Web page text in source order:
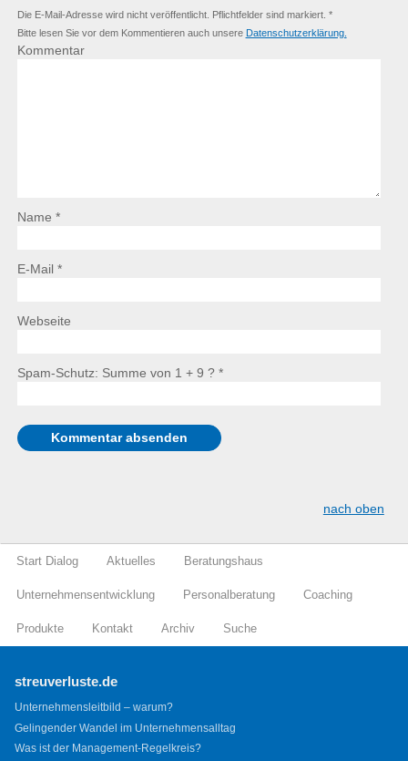
Die E-Mail-Adresse wird nicht veröffentlicht. Pflichtfelder sind markiert. *
Bitte lesen Sie vor dem Kommentieren auch unsere Datenschutzerklärung.
Kommentar
Name *
E-Mail *
Webseite
Spam-Schutz: Summe von 1 + 9 ? *
nach oben
Start Dialog Aktuelles Beratungshaus
Unternehmensentwicklung Personalberatung Coaching
Produkte Kontakt Archiv Suche
streuverluste.de
Unternehmensleitbild – warum?
Gelingender Wandel im Unternehmensalltag
Was ist der Management-Regelkreis?